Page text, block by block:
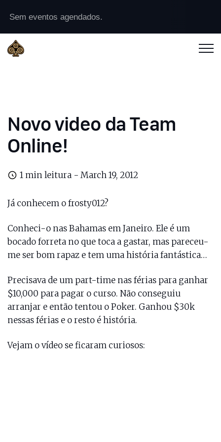
Sem eventos agendados.
Novo video da Team
Online!
1 min leitura - March 19, 2012
Já conhecem o frosty012?
Conheci-o nas Bahamas em Janeiro. Ele é um
bocado forreta no que toca a gastar, mas pareceu-
me ser bom rapaz e tem uma história fantástica…
Precisava de um part-time nas férias para ganhar
$10,000 para pagar o curso. Não conseguiu
arranjar e então tentou o Poker. Ganhou $30k
nessas férias e o resto é história.
Vejam o vídeo se ficaram curiosos: